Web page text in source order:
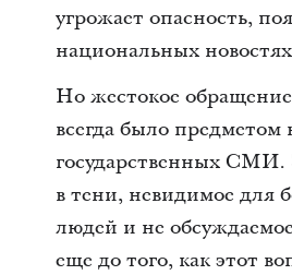
угрожает опасность,
национальных
Но жестокое
всегда было
государственных СМИ.
в тени, невидимое для
людей и не
еще до того, как этот